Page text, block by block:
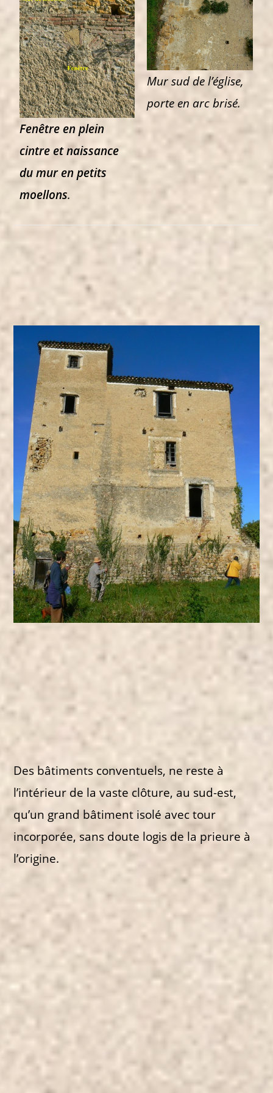
Fenêtre en plein
cintreet naissance
du mur en petits
moellons.
Mur sud de l’église,
porte en arc brisé.
Des bâtiments conventuels, ne reste à
l’intérieur de la vaste clôture, au sud-est,
qu’un grand bâtiment isolé avec tour
incorporée, sans doute logis de la prieure à
l’origine.